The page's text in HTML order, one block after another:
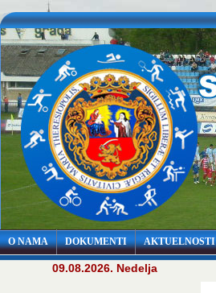
O NAMA DOKUMENTI AKTUELNOSTI
09.08.2026. Nedelja